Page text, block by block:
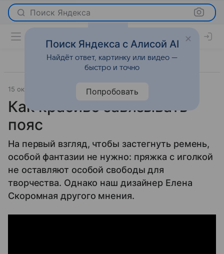
Поиск Яндекса
15 октября 2013
Как красиво завязывать
пояс
На первый взгляд, чтобы застегнуть ремень,
особой фантазии не нужно: пряжка с иголкой
не оставляют особой свободы для
творчества. Однако наш дизайнер Елена
Скоромная другого мнения.
Поиск Яндекса с Алисой AI
Найдёт ответ, картинку или видео —
быстро и точно
Попробовать